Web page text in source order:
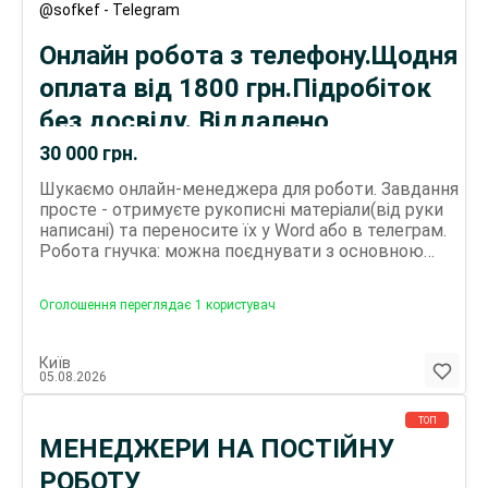
послуги) Харчування та проживання за рахунок
час з 9,00-18.00 за телефоном
@sofkef - Telegram
30 000 грн.
Онлайн робота з телефону.Щодня
оплата від 1800 грн.Підробіток
без досвіду. Віддалено
переписувач тексту з фото
Шукаємо онлайн-менеджера для роботи. Завдання
просте - отримуєте рукописні матеріали(від руки
написані) та переносите їх у Word або в телеграм.
Робота гнучка: можна поєднувати з основною
працювати. Очікуємо від вас уважності,
щодня - 1800-2600 грн/день. Ви самі обираєте
графік і керуєте своїм заробітком. За деталями
пишіть у телеграм! Нікнейм : sofkef Софія!
Оголошення переглядає 1 користувач
Київ
05.08.2026
ТОП
МЕНЕДЖЕРИ НА ПОСТІЙНУ
РОБОТУ